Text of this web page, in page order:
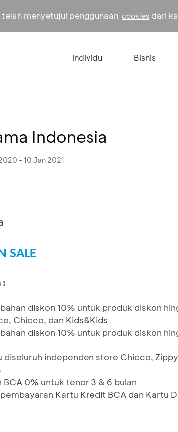
menyetujui penggunaan cookies dari
Individu Bisnis
Indonesia
- 10 Jan 2021
SALE
:
diskon 10% untuk produk diskon
Chicco, dan Kids&Kids
diskon 10% untuk produk diskon
diseluruh independen store Chicco,
BCA 0% untuk tenor 3 & 6 bulan
Kartu Kredit BCA dan Kartu